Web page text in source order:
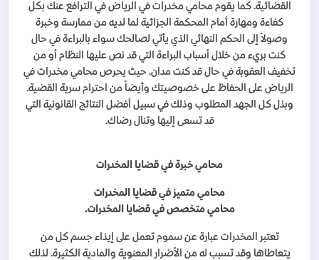
القضائية. كما يقوم محامي مخدرات في الرياض في الترافع عنك بكل
كفاءة ومهارة أمام المحكمة الجزائية لما لديه من ممارسة وخبرة
وصولاً إلى الحكم النهائي الذي يأتي لصالحك سواء بالبراءة في حال
كنت بريء من خلال أسباب البراءة التي قد نص عليها النظام أو من
تخفيف العقوبة في حال قد كنت مدان. حيث يحرص محامي مخدرات في
الرياض على الحفاظ على خصوصيتك وأيضاً من احترام سرية القضية.
وبذل كل الجهد المطلوب وذلك في سبيل أفضل النتائج القانونية التي
قد تسعى إليها وتنال رضاك.
محامي خبرة في قضايا المخدرات
محامي متميز في قضايا المخدرات
محامي متخصص في قضايا المخدرات.
تعتبر المخدرات عبارة عن سموم تعمل على إيذاء جسم كل من
يتعاطاها وقد تسبب له من الأضرار المعنوية والمادية الكثيرة. لذلك